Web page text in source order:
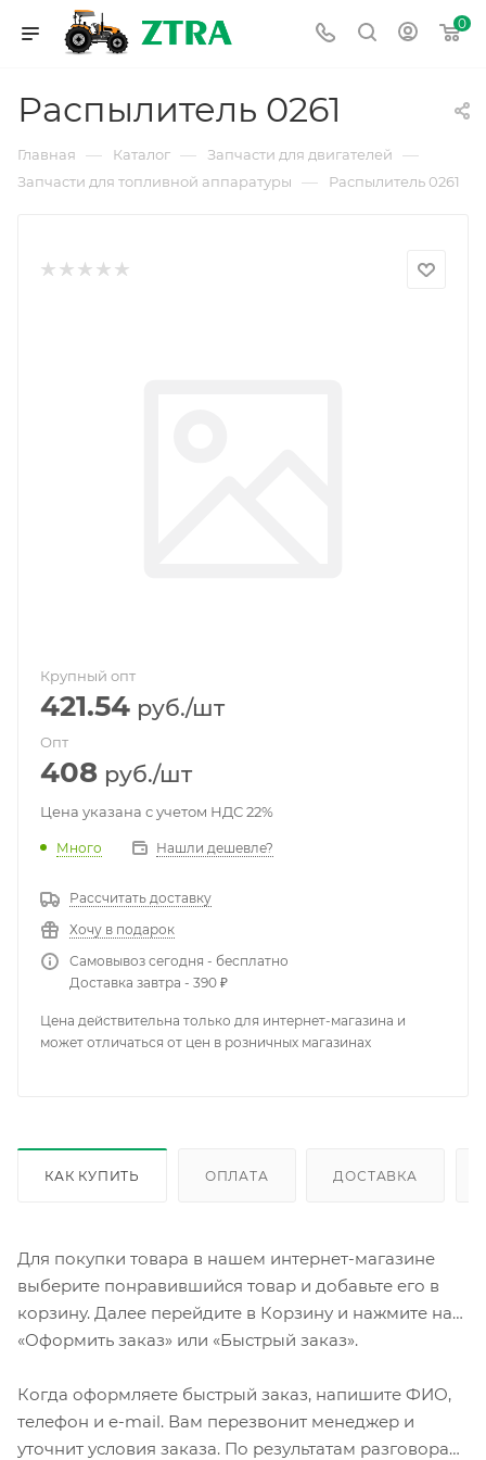
0
Распылитель 0261
Главная — Каталог — Запчасти для двигателей —
Запчасти для топливной аппаратуры — Распылитель 0261
Крупный опт
421.54 руб./шт
Опт
408 руб./шт
Цена указана с учетом НДС 22%
Много Нашли дешевле?
Рассчитать доставку
Хочу в подарок
Самовывоз сегодня - бесплатно
Доставка завтра - 390 ₽
Цена действительна только для интернет-магазина и
может отличаться от цен в розничных магазинах
КАК КУПИТЬ ОПЛАТА ДОСТАВКА
Для покупки товара в нашем интернет-магазине
выберите понравившийся товар и добавьте его в
корзину. Далее перейдите в Корзину и нажмите на
«Оформить заказ» или «Быстрый заказ».
Когда оформляете быстрый заказ, напишите ФИО,
телефон и e-mail. Вам перезвонит менеджер и
уточнит условия заказа. По результатам разговора